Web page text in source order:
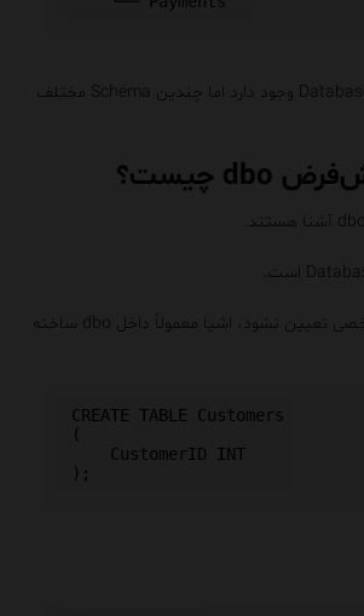
در این مثال فقط یک Database وجود دارد اما چندین Schema مختلف
وقتی هیچ اسکیما مشخصی تعیین نشود، اشیا معمولاً داخل dbo ساخته
CREATE TABLE Customers
(